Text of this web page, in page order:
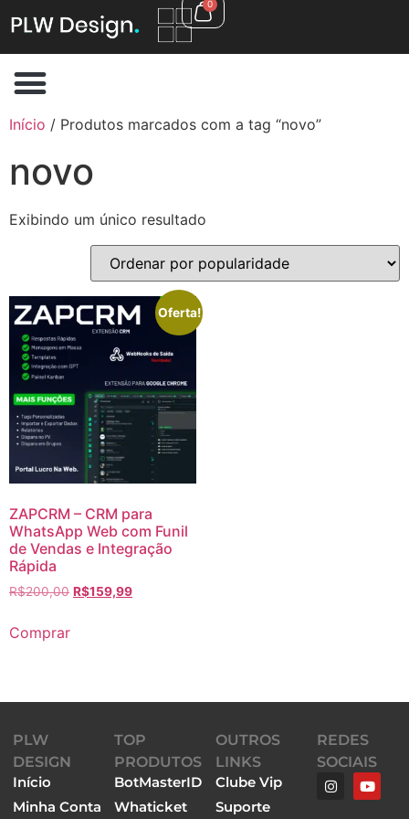
0
Início / Produtos marcados com a tag “novo”
novo
Exibindo um único resultado
Oferta!
ZAPCRM – CRM para
WhatsApp Web com Funil
de Vendas e Integração
Rápida
R$200,00 R$159,99
Comprar
PLW
DESIGN
Início
Minha Conta
TOP
PRODUTOS
BotMasterID
Whaticket
OUTROS
LINKS
Clube Vip
Suporte
REDES
SOCIAIS